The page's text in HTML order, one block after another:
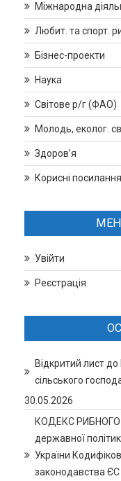
Міжнародна
Любит. та спорт.
Бізнес-проекти
Наука
Світове р/г (ФАО)
Молодь, еколог.
Здоров’я
Корисні посилання
Увійти
Реєстрація
Відкритий лист до
сільського
30.05.2026
КОДЕКС
державної
України
законодавства ЄС